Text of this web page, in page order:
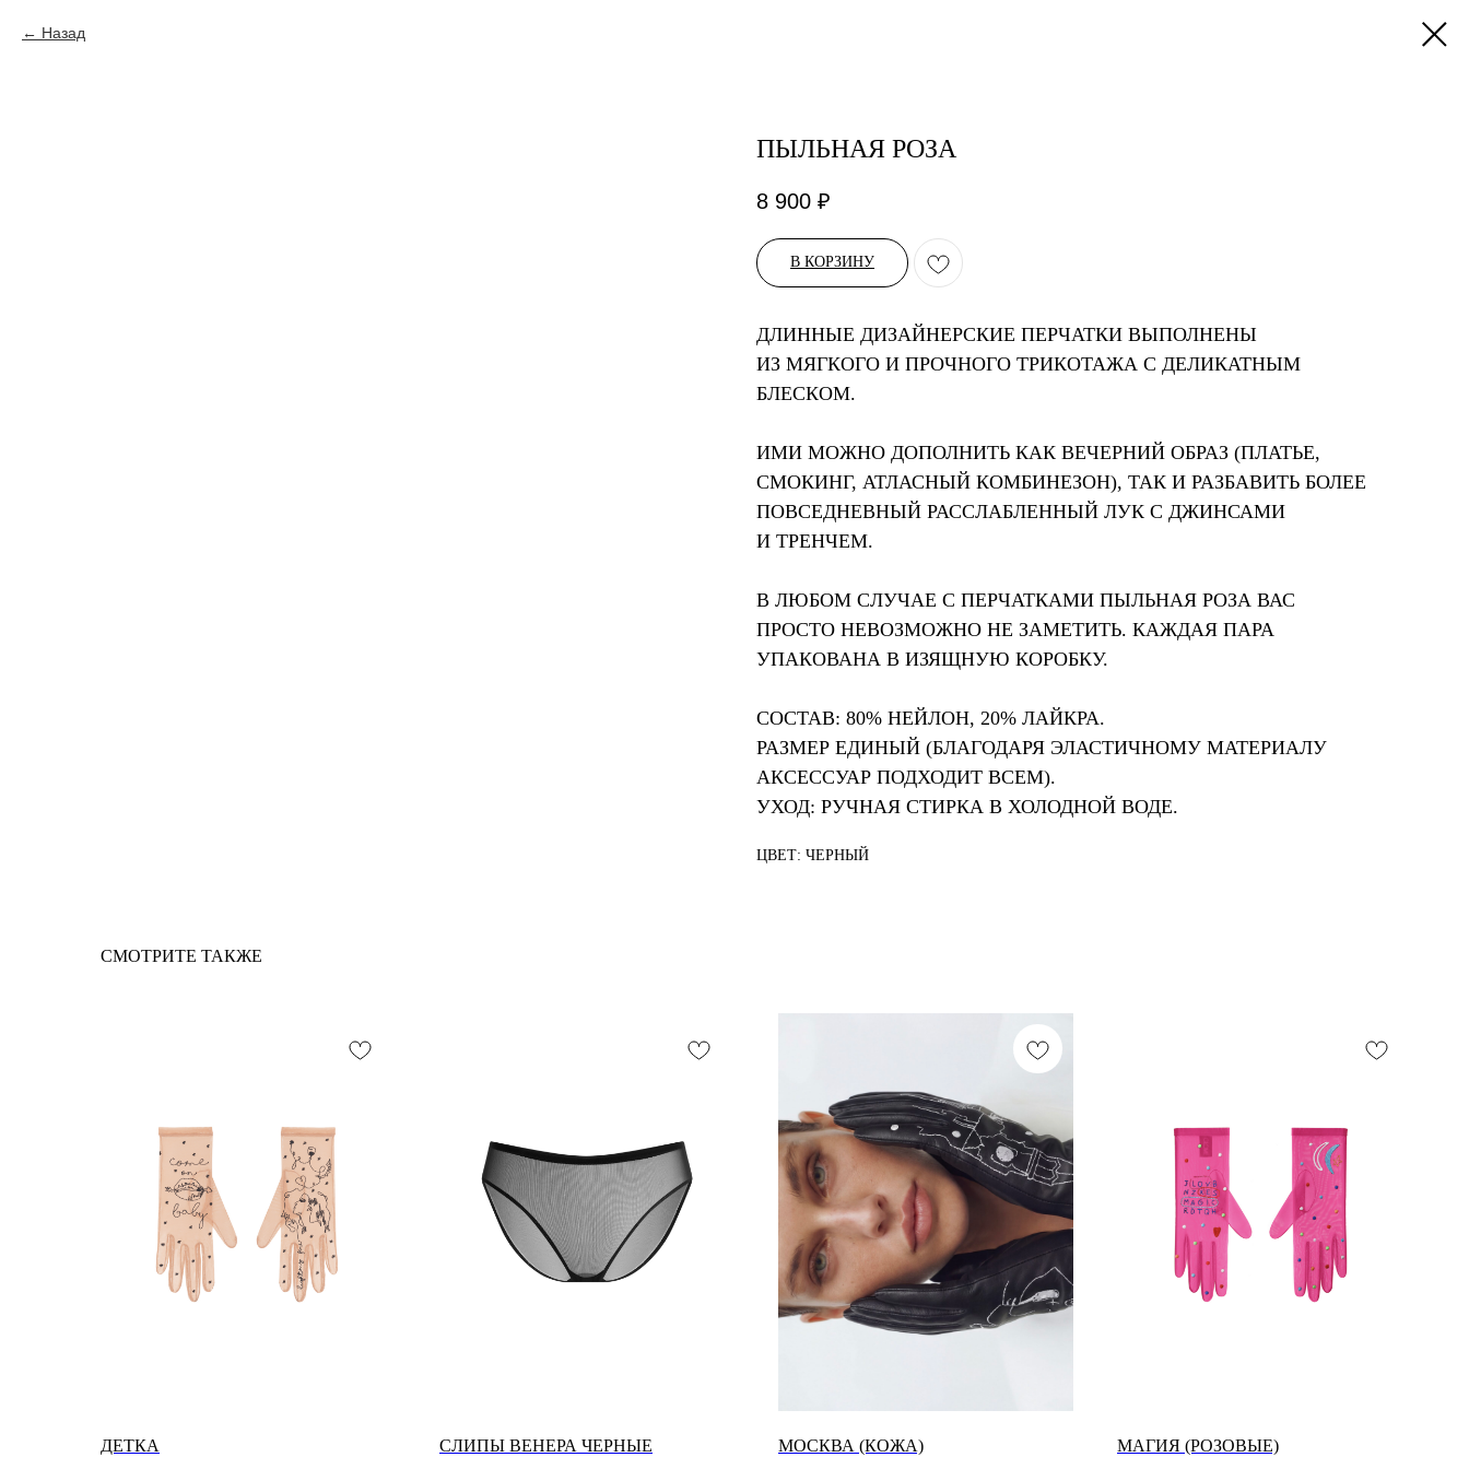
Назад
ПЫЛЬНАЯ РОЗА
8 900 ₽
В КОРЗИНУ
ДЛИННЫЕ ДИЗАЙНЕРСКИЕ ПЕРЧАТКИ ВЫПОЛНЕНЫ
ИЗ МЯГКОГО И ПРОЧНОГО ТРИКОТАЖА С ДЕЛИКАТНЫМ
БЛЕСКОМ.
ИМИ МОЖНО ДОПОЛНИТЬ КАК ВЕЧЕРНИЙ ОБРАЗ (ПЛАТЬЕ,
СМОКИНГ, АТЛАСНЫЙ КОМБИНЕЗОН), ТАК И РАЗБАВИТЬ БОЛЕЕ
ПОВСЕДНЕВНЫЙ РАССЛАБЛЕННЫЙ ЛУК С ДЖИНСАМИ
И ТРЕНЧЕМ.
В ЛЮБОМ СЛУЧАЕ С ПЕРЧАТКАМИ ПЫЛЬНАЯ РОЗА ВАС
ПРОСТО НЕВОЗМОЖНО НЕ ЗАМЕТИТЬ. КАЖДАЯ ПАРА
УПАКОВАНА В ИЗЯЩНУЮ КОРОБКУ.
СОСТАВ: 80% НЕЙЛОН, 20% ЛАЙКРА.
РАЗМЕР ЕДИНЫЙ (БЛАГОДАРЯ ЭЛАСТИЧНОМУ МАТЕРИАЛУ
АКСЕССУАР ПОДХОДИТ ВСЕМ).
УХОД: РУЧНАЯ СТИРКА В ХОЛОДНОЙ ВОДЕ.
ЦВЕТ: ЧЕРНЫЙ
СМОТРИТЕ ТАКЖЕ
ДЕТКА СЛИПЫ ВЕНЕРА ЧЕРНЫЕ МОСКВА (КОЖА) МАГИЯ (РОЗОВЫЕ)